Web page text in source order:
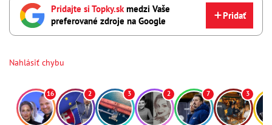
Pridajte si Topky.skmedzi Vaše
preferované zdroje na Google
Pridať
Nahlásiť chybu
16 2 3 2 7 3